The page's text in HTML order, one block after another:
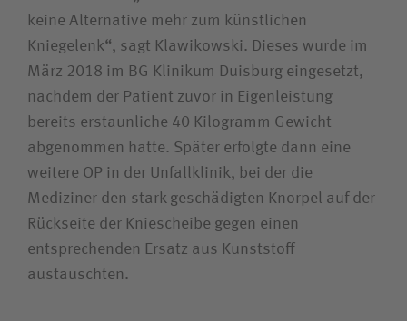
keine Alternative mehr zum künstlichen
Kniegelenk“, sagt Klawikowski. Dieses wurde im
März 2018 im BG Klinikum Duisburg eingesetzt,
nachdem der Patient zuvor in Eigenleistung
bereits erstaunliche 40 Kilogramm Gewicht
abgenommen hatte. Später erfolgte dann eine
weitere OP in der Unfallklinik, bei der die
Mediziner den stark geschädigten Knorpel auf der
Rückseite der Kniescheibe gegen einen
entsprechenden Ersatz aus Kunststoff
austauschten.